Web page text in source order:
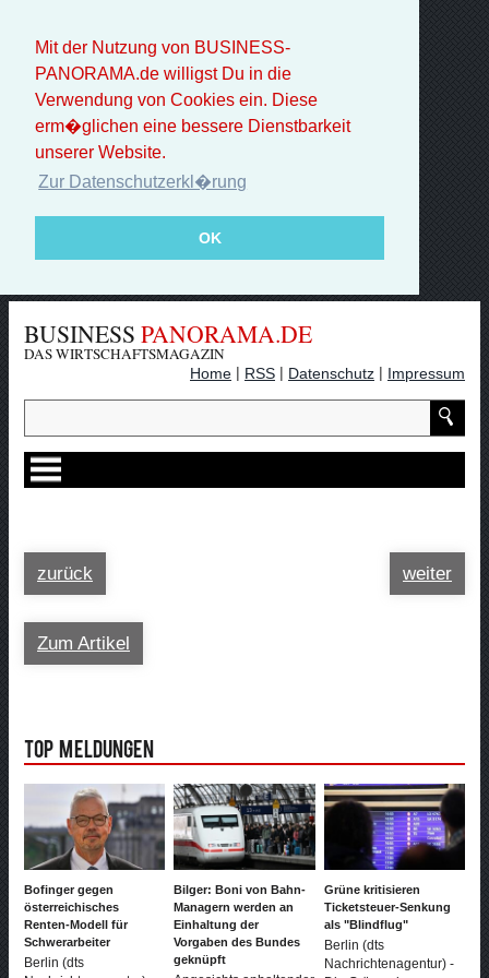
Mit der Nutzung von BUSINESS-
PANORAMA.de willigst Du in die
Verwendung von Cookies ein. Diese
erm�glichen eine bessere Dienstbarkeit
unserer Website.
Zur Datenschutzerkl�rung
OK
BUSINESS PANORAMA.DE
DAS WIRTSCHAFTSMAGAZIN
Home | RSS | Datenschutz | Impressum
zurück weiter
Zum Artikel
Top Meldungen
Bofinger gegen
österreichisches
Renten-Modell für
Schwerarbeiter
Berlin (dts
Bilger: Boni von Bahn-
Managern werden an
Einhaltung der
Vorgaben des Bundes
geknüpft
Grüne kritisieren
Ticketsteuer-Senkung
als "Blindflug"
Berlin (dts
Nachrichtenagentur) -